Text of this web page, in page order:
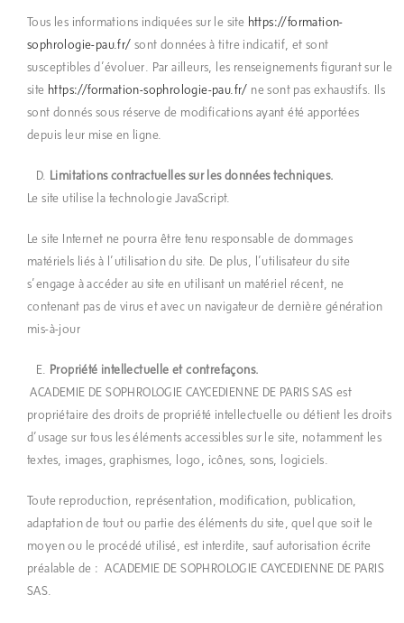
Tous les informations indiquées sur le site https://formation-
sophrologie-pau.fr/ sont données à titre indicatif, et sont
susceptibles d’évoluer. Par ailleurs, les renseignements figurant sur le
site https://formation-sophrologie-pau.fr/ ne sont pas exhaustifs. Ils
sont donnés sous réserve de modifications ayant été apportées
depuis leur mise en ligne.
Limitations contractuelles sur les données techniques.
Le site utilise la technologie JavaScript.
Le site Internet ne pourra être tenu responsable de dommages
matériels liés à l’utilisation du site. De plus, l’utilisateur du site
s’engage à accéder au site en utilisant un matériel récent, ne
contenant pas de virus et avec un navigateur de dernière génération
mis-à-jour
Propriété intellectuelle et contrefaçons.
ACADEMIE DE SOPHROLOGIE CAYCEDIENNE DE PARIS SAS est
propriétaire des droits de propriété intellectuelle ou détient les droits
d’usage sur tous les éléments accessibles sur le site, notamment les
textes, images, graphismes, logo, icônes, sons, logiciels.
Toute reproduction, représentation, modification, publication,
adaptation de tout ou partie des éléments du site, quel que soit le
moyen ou le procédé utilisé, est interdite, sauf autorisation écrite
préalable de : ACADEMIE DE SOPHROLOGIE CAYCEDIENNE DE PARIS
SAS.